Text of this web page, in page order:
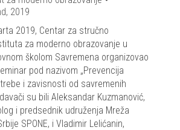
2019
2019, Centar za stručno
za moderno obrazovanje u
školom Savremena organizovao
pod nazivom „Prevencija
i zavisnosti od savremenih
su bili Aleksandar Kuzmanović,
i predsednik udruženja Mreža
SPONE, i Vladimir Lelićanin,